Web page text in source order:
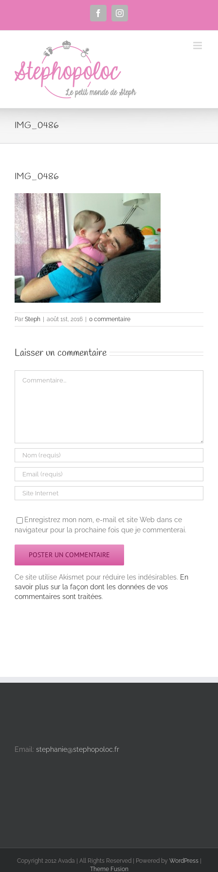
FacebookInstagram
IMG_0486
IMG_0486
Par Steph | août 1st, 2016 | 0 commentaire
Laisser un commentaire
Enregistrez mon nom, e-mail et site Web dans ce
navigateur pour la prochaine fois que je commenterai.
Ce site utilise Akismet pour réduire les indésirables. En
savoir plus sur la façon dont les données de vos
commentaires sont traitées.
Email: stephanie@stephopoloc.fr
Copyright 2012 Avada | All Rights Reserved | Powered by WordPress|
Theme Fusion